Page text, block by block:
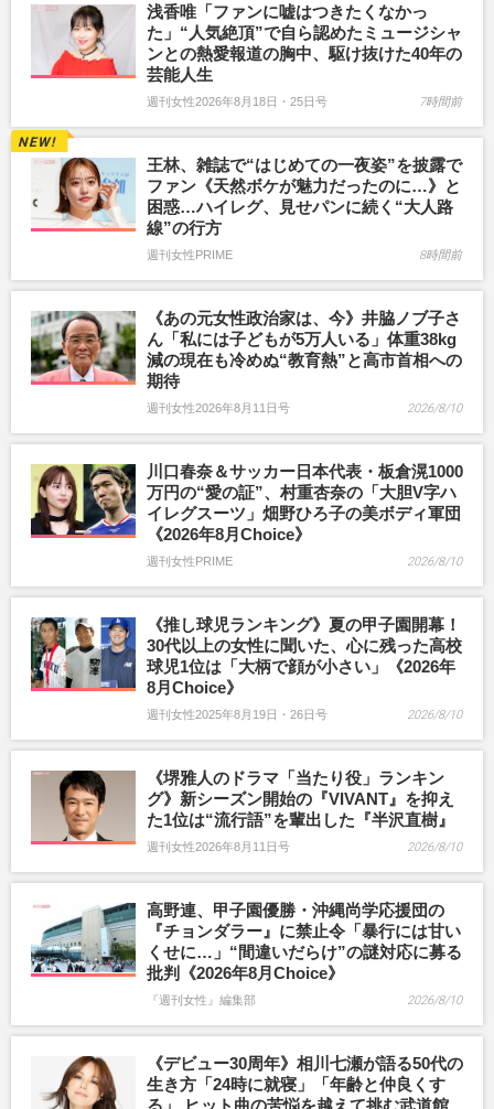
浅香唯「ファンに嘘はつきたくなかっ
た」“人気絶頂”で自ら認めたミュージシャ
ンとの熱愛報道の胸中、駆け抜けた40年の
芸能人生
週刊女性2026年8月18日・25日号 7時間前
王林、雑誌で“はじめての一夜姿”を披露で
ファン《天然ボケが魅力だったのに…》と
困惑…ハイレグ、見せパンに続く“大人路
線”の行方
週刊女性PRIME 8時間前
《あの元女性政治家は、今》井脇ノブ子さ
ん「私には子どもが5万人いる」体重38kg
減の現在も冷めぬ“教育熱”と高市首相への
期待
週刊女性2026年8月11日号 2026/8/10
川口春奈＆サッカー日本代表・板倉滉1000
万円の“愛の証”、村重杏奈の「大胆V字ハ
イレグスーツ」畑野ひろ子の美ボディ軍団
《2026年8月Choice》
週刊女性PRIME 2026/8/10
《推し球児ランキング》夏の甲子園開幕！
30代以上の女性に聞いた、心に残った高校
球児1位は「大柄で顔が小さい」《2026年
8月Choice》
週刊女性2025年8月19日・26日号 2026/8/10
《堺雅人のドラマ「当たり役」ランキン
グ》新シーズン開始の『VIVANT』を抑え
た1位は“流行語”を輩出した『半沢直樹』
週刊女性2026年8月11日号 2026/8/10
高野連、甲子園優勝・沖縄尚学応援団の
『チョンダラー』に禁止令「暴行には甘い
くせに…」“間違いだらけ”の謎対応に募る
批判《2026年8月Choice》
『週刊女性』編集部 2026/8/10
《デビュー30周年》相川七瀬が語る50代の
生き方「24時に就寝」「年齢と仲良くす
る」 ヒット曲の苦悩を越えて挑む武道館